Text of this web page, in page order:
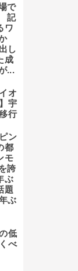
で
記
ワ
し
成
...
オ
宇
行
ン
都
モ
誇
ぶ
題
ぶ
低
べ